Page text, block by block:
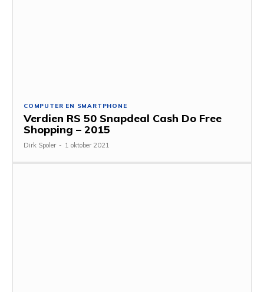
COMPUTER EN SMARTPHONE
Verdien RS 50 Snapdeal Cash Do Free
Shopping – 2015
Dirk Spoler - 1 oktober 2021